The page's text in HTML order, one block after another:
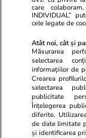
De ce nu
ne zice
doar un
care
INDIVIDUAL”
cele legate de
Atât noi, cât și
Măsurarea
selectarea
informațiilor de
Crearea
selectarea
publicitate
Înțelegerea
diferite.
de date limitate
și identificarea